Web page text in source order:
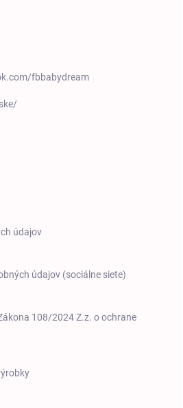
fbbabydream
údajov
údajov (sociálne siete)
108/2024 Z.z. o ochrane